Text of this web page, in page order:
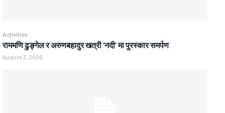
Activities
राममणि ढुङ्गेल र अरुणबहादुर खत्री ‘नदी’ मा पुरस्कार समर्पण
August 3, 2026